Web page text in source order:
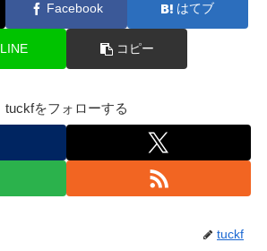
Facebook はてブ
LINE コピー
tuckfをフォローする
tuckf